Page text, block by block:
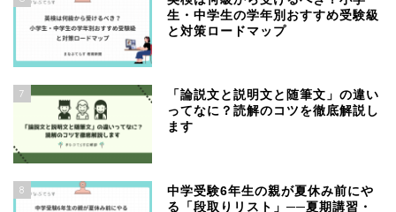
生・中学生の学年別おすすめ受験級
と対策ロードマップ
7
「論説文と説明文と随筆文」の違い
ってなに？読解のコツを徹底解説し
ます
8
中学受験6年生の親が夏休み前にや
る「段取りリスト」──夏期講習・